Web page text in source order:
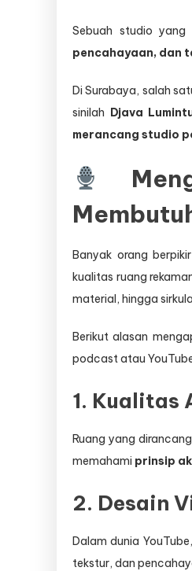
Sebuah studio yang
pencahayaan, dan
Di Surabaya, salah
sinilah Djava
merancang studio
Banyak orang
kualitas ruang
material, hingga
Berikut alasan
podcast atau
1. Kualitas
Ruang yang
memahami prinsip
2. Desain
Dalam dunia
tekstur, dan